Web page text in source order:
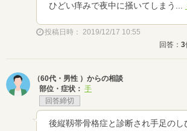
ひどい痒みで夜中に掻いてしまう...
投稿日時： 2019/12/17 10:55
回答： 3
（60代・男性 ）からの相談
部位・症状： 手
回答締切
後縦靱帯骨格症と診断され手足のし